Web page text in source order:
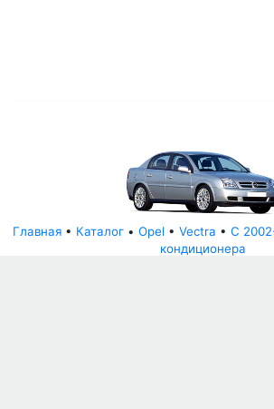
Главная• Каталог• Opel• Vectra • C
кондиционера